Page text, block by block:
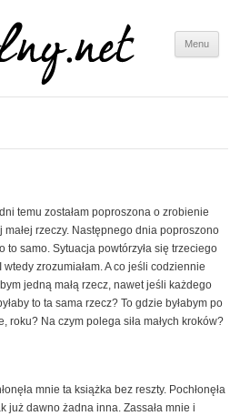
Menu
temu zostałam poproszona o zrobienie
małej rzeczy. Następnego dnia poproszono
to samo. Sytuacja powtórzyła się trzeciego
wtedy zrozumiałam. A co jeśli codziennie
jedną małą rzecz, nawet jeśli każdego
to ta sama rzecz? To gdzie byłabym po
roku? Na czym polega siła małych kroków?
mnie ta książka bez reszty. Pochłonęła
już dawno żadna inna. Zassała mnie i